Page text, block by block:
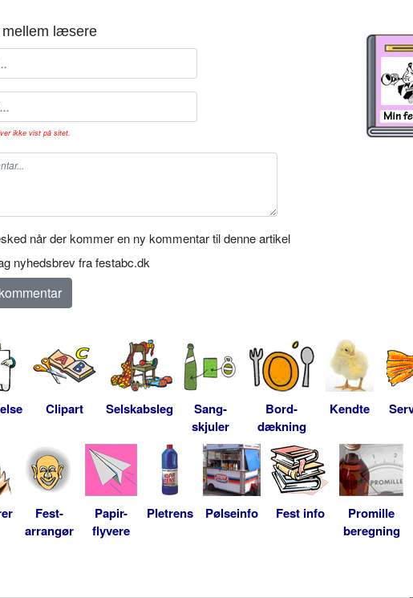
mellem læsere
ikke vist på sitet.
når der kommer en ny kommentar til denne artikel
nyhedsbrev fra festabc.dk
Clipart Selskabsleg
Sang-
skjuler
Bord-
dækning
Kendte
Fest-
arrangør
Papir-
flyvere
Pletrens Pølseinfo Fest info
Promille
beregning